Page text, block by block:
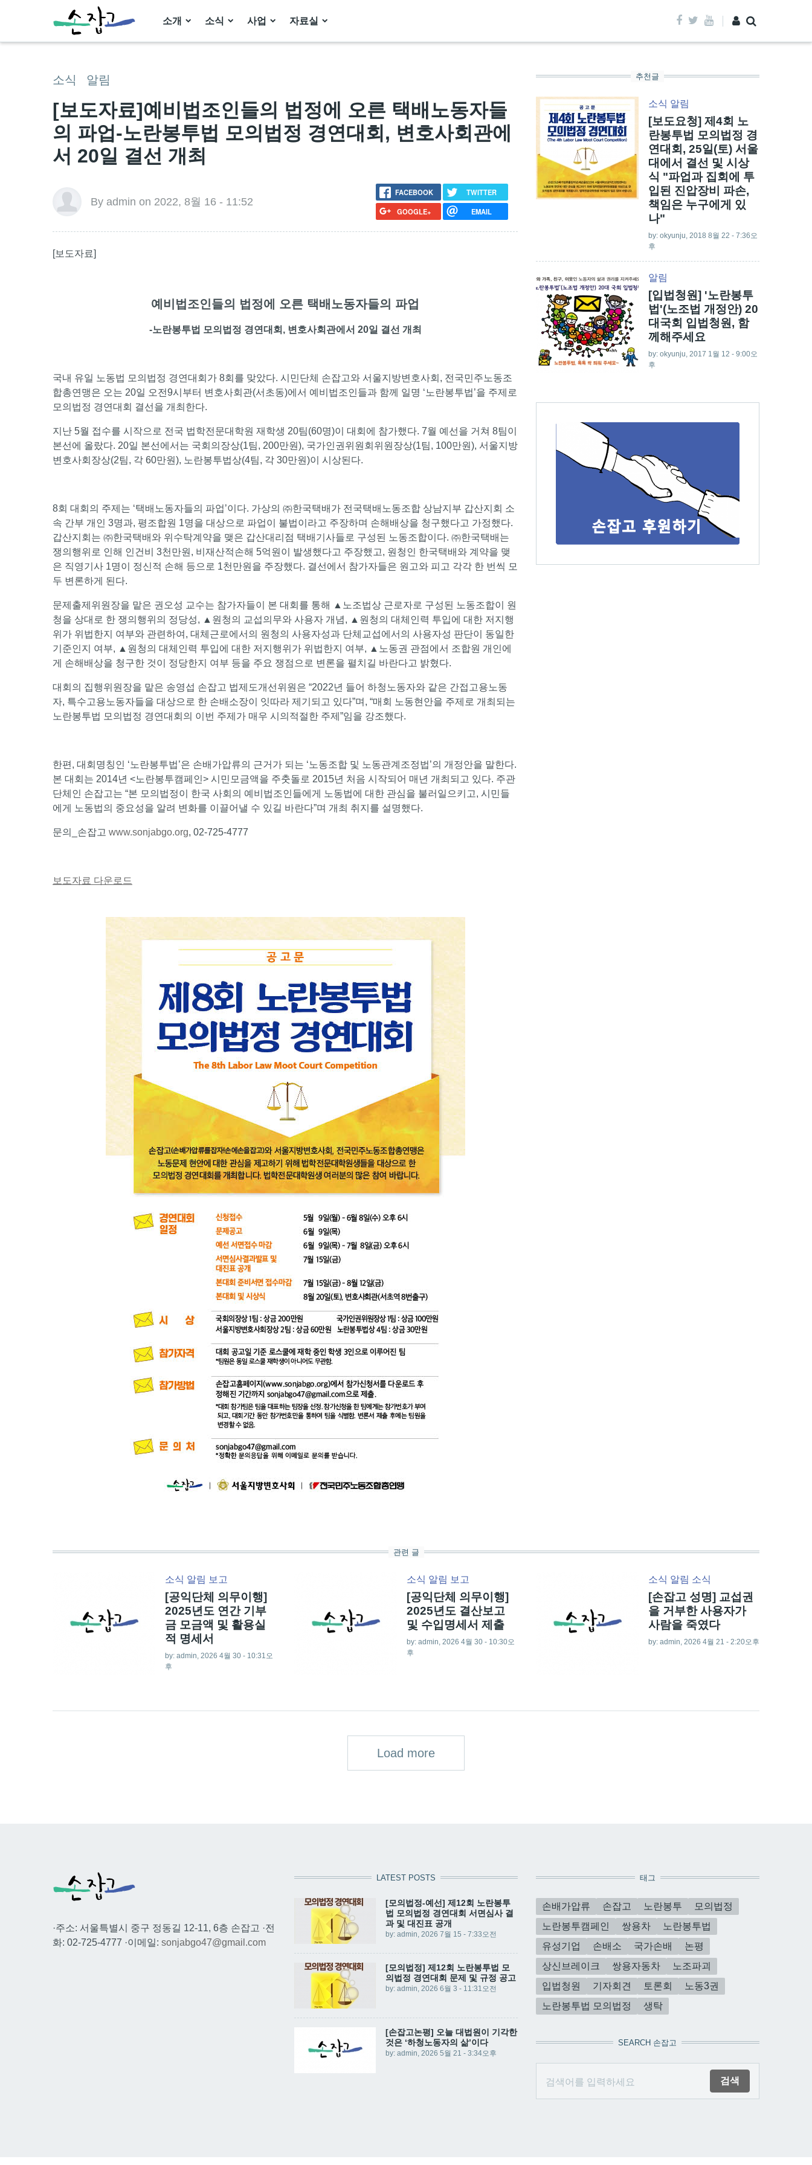
소개 소식 사업 자료실
소식 알림
[보도자료]예비법조인들의 법정에 오른 택배노동자들
의 파업-노란봉투법 모의법정 경연대회, 변호사회관에
서 20일 결선 개최
By admin on 2022, 8월 16 - 11:52
FACEBOOK
TWITTER
GOOGLE+
EMAIL
[보도자료]
예비법조인들의 법정에 오른 택배노동자들의 파업
-노란봉투법 모의법정 경연대회, 변호사회관에서 20일 결선 개최
국내 유일 노동법 모의법정 경연대회가 8회를 맞았다. 시민단체 손잡고와 서울지방변호사회, 전국민주노동조
합총연맹은 오는 20일 오전9시부터 변호사회관(서초동)에서 예비법조인들과 함께 일명 ‘노란봉투법’을 주제로
모의법정 경연대회 결선을 개최한다.
지난 5월 접수를 시작으로 전국 법학전문대학원 재학생 20팀(60명)이 대회에 참가했다. 7월 예선을 거쳐 8팀이
본선에 올랐다. 20일 본선에서는 국회의장상(1팀, 200만원), 국가인권위원회위원장상(1팀, 100만원), 서울지방
변호사회장상(2팀, 각 60만원), 노란봉투법상(4팀, 각 30만원)이 시상된다.
8회 대회의 주제는 ‘택배노동자들의 파업’이다. 가상의 ㈜한국택배가 전국택배노동조합 상남지부 갑산지회 소
속 간부 개인 3명과, 평조합원 1명을 대상으로 파업이 불법이라고 주장하며 손해배상을 청구했다고 가정했다.
갑산지회는 ㈜한국택배와 위수탁계약을 맺은 갑산대리점 택배기사들로 구성된 노동조합이다. ㈜한국택배는
쟁의행위로 인해 인건비 3천만원, 비재산적손해 5억원이 발생했다고 주장했고, 원청인 한국택배와 계약을 맺
은 직영기사 1명이 정신적 손해 등으로 1천만원을 주장했다. 결선에서 참가자들은 원고와 피고 각각 한 번씩 모
두 변론하게 된다.
문제출제위원장을 맡은 권오성 교수는 참가자들이 본 대회를 통해 ▲노조법상 근로자로 구성된 노동조합이 원
청을 상대로 한 쟁의행위의 정당성, ▲원청의 교섭의무와 사용자 개념, ▲원청의 대체인력 투입에 대한 저지행
위가 위법한지 여부와 관련하여, 대체근로에서의 원청의 사용자성과 단체교섭에서의 사용자성 판단이 동일한
기준인지 여부, ▲원청의 대체인력 투입에 대한 저지행위가 위법한지 여부, ▲노동권 관점에서 조합원 개인에
게 손해배상을 청구한 것이 정당한지 여부 등을 주요 쟁점으로 변론을 펼치길 바란다고 밝혔다.
대회의 집행위원장을 맡은 송영섭 손잡고 법제도개선위원은 “2022년 들어 하청노동자와 같은 간접고용노동
자, 특수고용노동자들을 대상으로 한 손배소장이 잇따라 제기되고 있다”며, “매회 노동현안을 주제로 개최되는
노란봉투법 모의법정 경연대회의 이번 주제가 매우 시의적절한 주제”임을 강조했다.
한편, 대회명칭인 ‘노란봉투법’은 손배가압류의 근거가 되는 ‘노동조합 및 노동관계조정법’의 개정안을 말한다.
본 대회는 2014년 <노란봉투캠페인> 시민모금액을 주춧돌로 2015년 처음 시작되어 매년 개최되고 있다. 주관
단체인 손잡고는 “본 모의법정이 한국 사회의 예비법조인들에게 노동법에 대한 관심을 불러일으키고, 시민들
에게 노동법의 중요성을 알려 변화를 이끌어낼 수 있길 바란다”며 개최 취지를 설명했다.
문의_손잡고 www.sonjabgo.org, 02-725-4777
보도자료 다운로드
추천글
소식 알림
[보도요청] 제4회 노
란봉투법 모의법정 경
연대회, 25일(토) 서울
대에서 결선 및 시상
식 "파업과 집회에 투
입된 진압장비 파손,
책임은 누구에게 있
나"
by: okyunju, 2018 8월 22 - 7:36오
후
알림
[입법청원] '노란봉투
법'(노조법 개정안) 20
대국회 입법청원, 함
께해주세요
by: okyunju, 2017 1월 12 - 9:00오
후
관련 글
소식 알림 보고
[공익단체 의무이행]
2025년도 연간 기부
금 모금액 및 활용실
적 명세서
by: admin, 2026 4월 30 - 10:31오
후
소식 알림 보고
[공익단체 의무이행]
2025년도 결산보고
및 수입명세서 제출
by: admin, 2026 4월 30 - 10:30오
후
소식 알림 소식
[손잡고 성명] 교섭권
을 거부한 사용자가
사람을 죽였다
by: admin, 2026 4월 21 - 2:20오후
Load more
·주소: 서울특별시 중구 정동길 12-11, 6층 손잡고 ·전
화: 02-725-4777 ·이메일: sonjabgo47@gmail.com
LATEST POSTS
[모의법정-예선] 제12회 노란봉투
법 모의법정 경연대회 서면심사 결
과 및 대진표 공개
by: admin , 2026 7월 15 - 7:33오전
[모의법정] 제12회 노란봉투법 모
의법정 경연대회 문제 및 규정 공고
by: admin , 2026 6월 3 - 11:31오전
[손잡고논평] 오늘 대법원이 기각한
것은 ‘하청노동자의 삶’이다
by: admin , 2026 5월 21 - 3:34오후
태그
손배가압류 손잡고 노란봉투
모의법정
노란봉투캠페인
쌍용차
노란봉투법
유성기업
손배소 국가손배
논평
상신브레이크
쌍용자동차
노조파괴
입법청원
기자회견 토론회
노동3권
노란봉투법 모의법정
생탁
SEARCH 손잡고